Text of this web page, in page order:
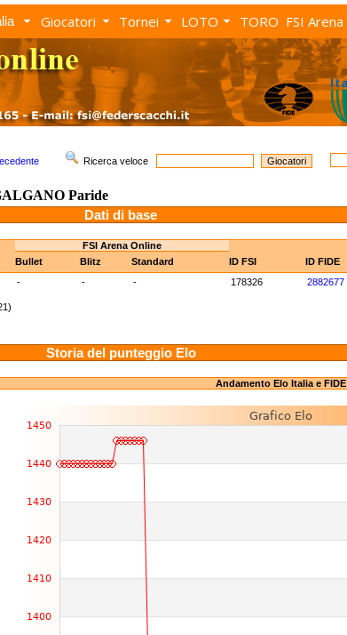
Giocatori Tornei LOTO TORO FSI Arena
Ricerca veloce
Paride
Dati di base
FSI Arena Online
Bullet Blitz Standard ID FSI ID FIDE
- - - 178326 2882677
Storia del punteggio Elo
Andamento Elo Italia e FIDE